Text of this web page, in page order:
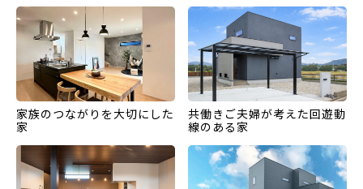
家族のつながりを大切にした
家
共働きご夫婦が考えた回遊動
線のある家